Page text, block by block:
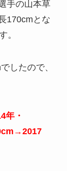
手の山本草
170cmとな
。
したので、
年・